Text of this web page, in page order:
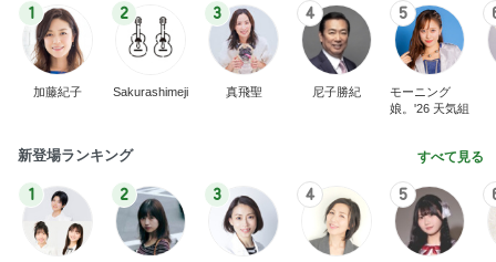
1
加藤紀子
2
Sakurashimeji
3
真飛聖
4
尼子勝紀
5
モーニング
娘。'26 天気組
新登場ランキング すべて見る
1 2 3 4 5